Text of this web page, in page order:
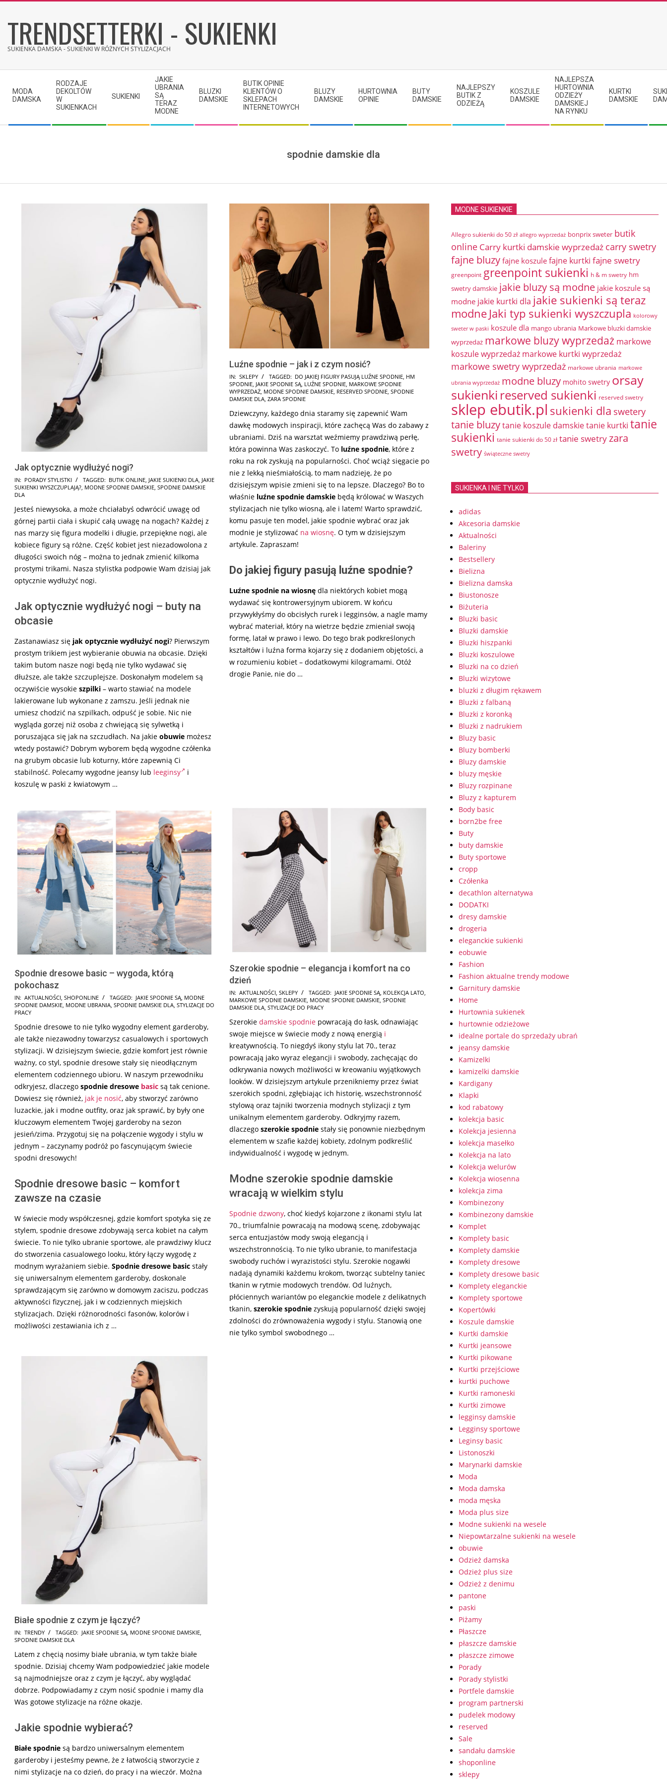
content
TRENDSETTERKI - SUKIENKI
SUKIENKA DAMSKA - SUKIENKI W RÓŻNYCH STYLIZACJACH
Navigation
Menu
MODA
DAMSKA
RODZAJE
DEKOLTÓW
W
SUKIENKACH
SUKIENKI
JAKIE
UBRANIA
SĄ
TERAZ
MODNE
BLUZKI
DAMSKIE
BUTIK OPINIE
KLIENTÓW O
SKLEPACH
INTERNETOWYCH
BLUZY
DAMSKIE
HURTOWNIA
OPINIE
BUTY
DAMSKIE
NAJLEPSZY
BUTIK Z
ODZIEŻĄ
KOSZULE
DAMSKIE
NAJLEPSZA
HURTOWNIA
ODZIEŻY
DAMSKIEJ
NA RYNKU
KURTKI
DAMSKIE
spodnie damskie dla
Jak optycznie wydłużyć nogi?
2025-
06-
IN: PORADY STYLISTKI TAGGED: BUTIK ONLINE JAKIE SUKIENKI DLA JAKIE
SUKIENKI WYSZCZUPLAJĄ? MODNE SPODNIE DAMSKIE SPODNIE DAMSKIE
DLA
Jesteś niewysoka, a może chciałabyś odwrócić uwagę od
górnej partii ciała i skupić całą uwagę na nogach? Każdej z
nas marzy się figura modelki i długie, przepiękne nogi, ale
kobiece figury są różne. Część kobiet jest niezadowolona z
długości swoich nóg – można to jednak zmienić kilkoma
prostymi trikami. Nasza stylistka podpowie Wam dzisiaj jak
optycznie wydłużyć nogi.
Jak optycznie wydłużyć nogi – buty na
obcasie
Zastanawiasz się jak optycznie wydłużyć nogi? Pierwszym
prostym trikiem jest wybieranie obuwia na obcasie. Dzięki
takim butom nasze nogi będą nie tylko wydawać się
dłuższe, ale także szczuplejsze. Doskonałym modelem są
oczywiście wysokie szpilki – warto stawiać na modele
lakierowane lub wykonane z zamszu. Jeśli jednak nie
umiesz chodzić na szpilkach, odpuść je sobie. Nic nie
wygląda gorzej niż osoba z chwiejącą się sylwetką i
poruszająca się jak na szczudłach. Na jakie obuwie możesz
wtedy postawić? Dobrym wyborem będą wygodne czółenka
na grubym obcasie lub koturny, które zapewnią Ci
stabilność. Polecamy wygodne jeansy lub leeginsy
i
koszulę w paski z kwiatowym …
Luźne spodnie – jak i z czym nosić?
2025-
05-
18
IN: SKLEPY TAGGED: DO JAKIEJ FIGURY PASUJĄ LUŹNE SPODNIE, HM
SPODNIE, JAKIE SPODNIE SĄ, LUŹNE SPODNIE, MARKOWE SPODNIE
WYPRZEDAŻ, MODNE SPODNIE DAMSKIE, RESERVED SPODNIE, SPODNIE
DAMSKIE DLA, ZARA SPODNIE
Dziewczyny, każdego dnia staramy się zapewnić Wam
dawkę modowych inspiracji, które zachęcą Was do zabawy z
ubraniami. Dziś na warsztat weźmiemy prawdziwą perłę,
która powinna Was zaskoczyć. To luźne spodnie, które z
roku na rok zyskują na popularności. Choć wciąż sięgacie po
nie z lekką nieśmiałością, to mam nadzieję, że po
dzisiejszym wpisie zmieni się to na lepsze. Dlaczego? Bo to
właśnie luźne spodnie damskie będą królować w Waszych
stylizacjach nie tylko wiosną, ale i latem! Warto sprawdzić,
komu pasuje ten model, jakie spodnie wybrać oraz jak
modnie je stylizować na wiosnę. O tym w dzisiejszym
artykule. Zapraszam!
Do jakiej figury pasują luźne spodnie?
Luźne spodnie na wiosnę dla niektórych kobiet mogą
wydawać się kontrowersyjnym ubiorem. W końcu
przywykłyśmy do obcisłych rurek i legginsów, a nagle mamy
wybrać materiał, który na wietrze będzie zmieniał swoją
formę, latał w prawo i lewo. Do tego brak podkreślonych
kształtów i luźna forma kojarzy się z dodaniem objętości, a
w rozumieniu kobiet – dodatkowymi kilogramami. Otóż
drogie Panie, nie do …
Spodnie dresowe basic – wygoda, którą
pokochasz
2025-
03-
IN: AKTUALNOŚCI SHOPONLINE TAGGED: JAKIE SPODNIE SĄ MODNE
SPODNIE DAMSKIE MODNE UBRANIA SPODNIE DAMSKIE DLA STYLIZACJE DO
PRACY
Spodnie dresowe to nie tylko wygodny element garderoby,
ale także niezawodny towarzysz casualowych i sportowych
stylizacji. W dzisiejszym świecie, gdzie komfort jest równie
ważny, co styl, spodnie dresowe stały się nieodłącznym
elementem codziennego ubioru. W naszym przewodniku
odkryjesz, dlaczego spodnie dresowe basic są tak cenione.
Dowiesz się również, jak je nosić, aby stworzyć zarówno
luzackie, jak i modne outfity, oraz jak sprawić, by były one
kluczowym elementem Twojej garderoby na sezon
jesień/zima. Przygotuj się na połączenie wygody i stylu w
jednym – zaczynamy podróż po fascynującym świecie
spodni dresowych!
Spodnie dresowe basic – komfort
zawsze na czasie
W świecie mody współczesnej, gdzie komfort spotyka się ze
stylem, spodnie dresowe zdobywają serca kobiet na całym
świecie. To nie tylko ubranie sportowe, ale prawdziwy klucz
do stworzenia casualowego looku, który łączy wygodę z
modnym wyrażaniem siebie. Spodnie dresowe basic stały
się uniwersalnym elementem garderoby, doskonale
sprawdzającym się zarówno w domowym zaciszu, podczas
aktywności fizycznej, jak i w codziennych miejskich
stylizacjach. Dzięki różnorodności fasonów, kolorów i
możliwości zestawiania ich z …
Szerokie spodnie – elegancja i komfort na co
dzień
2025-
03-
IN: AKTUALNOŚCI SKLEPY TAGGED: JAKIE SPODNIE SĄ KOLEKCJA LATO
MARKOWE SPODNIE DAMSKIE MODNE SPODNIE DAMSKIE SPODNIE
DAMSKIE DLA STYLIZACJE DO PRACY
Szerokie damskie spodnie powracają do łask, odnawiając
swoje miejsce w świecie mody z nową energią i
kreatywnością. To niegdyś ikony stylu lat 70., teraz
powracają jako wyraz elegancji i swobody, zachęcając do
odkrywania nowych możliwości w kreowaniu wyjątkowych
looków. W dzisiejszym artykule przenikniemy przez świat
szerokich spodni, zgłębiając ich historię, wszechstronność
stylową oraz tajniki tworzenia modnych stylizacji z tym
unikalnym elementem garderoby. Odkryjmy razem,
dlaczego szerokie spodnie stały się ponownie niezbędnym
elementem w szafie każdej kobiety, zdolnym podkreślić
indywidualność i wygodę w jednym.
Modne szerokie spodnie damskie
wracają w wielkim stylu
Spodnie dzwony, choć kiedyś kojarzone z ikonami stylu lat
70., triumfalnie powracają na modową scenę, zdobywając
serca entuzjastów mody swoją elegancją i
wszechstronnością. To nie tylko ubranie, to manifestacja
swobody ruchów i wyrazistości stylu. Szerokie nogawki
nadają dynamiki każdemu krokom, tworząc subtelny taniec
tkanin w rytmie modowych trendów. Od luźnych,
płóciennych wariantów po eleganckie modele z delikatnych
tkanin, szerokie spodnie zyskują popularność dzięki swojej
zdolności do zrównoważenia wygody i stylu. Stanowią one
nie tylko symbol swobodnego …
Białe spodnie z czym je łączyć?
2024-
05-
13
IN: TRENDY TAGGED: JAKIE SPODNIE SĄ MODNE SPODNIE DAMSKIE
SPODNIE DAMSKIE DLA
Latem z chęcią nosimy białe ubrania, w tym także białe
spodnie. Dzisiaj chcemy Wam podpowiedzieć jakie modele
są najmodniejsze oraz z czym je łączyć, aby wyglądać
dobrze. Podpowiadamy z czym nosić spodnie i mamy dla
Was gotowe stylizacje na różne okazje.
Jakie spodnie wybierać?
Białe spodnie są bardzo uniwersalnym elementem
garderoby i jesteśmy pewne, że z łatwością stworzycie z
nimi stylizacje na co dzień, do pracy i na wieczór. Można
MODNE SUKIENKIE
Allegro sukienki do 50 zł allegro wyprzedaż bonprix sweter butik
online Carry kurtki damskie wyprzedaż carry swetry
fajne bluzy fajne koszule fajne kurtki fajne swetry
greenpoint greenpoint sukienki h & m swetry hm
swetry damskie jakie bluzy są modne jakie koszule są
modne jakie kurtki dla jakie sukienki są teraz
modneJaki typ sukienki wyszczupla kolorowy
sweter w paski koszule dla mango ubrania Markowe bluzki damskie
wyprzedaż markowe bluzy wyprzedaż markowe
koszule wyprzedaż markowe kurtki wyprzedaż
markowe swetry wyprzedaż markowe ubrania markowe
ubrania wyprzedaż modne bluzy mohito swetry orsay
sukienki reserved sukienki reserved swetry
sklep ebutik.pl sukienki dla swetery
tanie bluzytanie koszule damskietanie kurtki tanie
sukienki tanie sukienki do 50 zł tanie swetryzara
swetry świąteczne swetry
SUKIENKA I NIE TYLKO
adidas
Akcesoria damskie
Aktualności
Baleriny
Bestsellery
Bielizna
Bielizna damska
Biustonosze
Biżuteria
Bluzki basic
Bluzki damskie
Bluzki hiszpanki
Bluzki koszulowe
Bluzki na co dzień
Bluzki wizytowe
bluzki z długim rękawem
Bluzki z falbaną
Bluzki z koronką
Bluzki z nadrukiem
Bluzy basic
Bluzy bomberki
Bluzy damskie
bluzy męskie
Bluzy rozpinane
Bluzy z kapturem
Body basic
born2be free
Buty
buty damskie
Buty sportowe
cropp
Czółenka
decathlon alternatywa
DODATKI
dresy damskie
drogeria
eleganckie sukienki
eobuwie
Fashion
Fashion aktualne trendy modowe
Garnitury damskie
Home
Hurtownia sukienek
hurtownie odzieżowe
idealne portale do sprzedaży ubrań
jeansy damskie
Kamizelki
kamizelki damskie
Kardigany
Klapki
kod rabatowy
kolekcja basic
Kolekcja jesienna
kolekcja masełko
Kolekcja na lato
Kolekcja welurów
Kolekcja wiosenna
kolekcja zima
Kombinezony
Kombinezony damskie
Komplet
Komplety basic
Komplety damskie
Komplety dresowe
Komplety dresowe basic
Komplety eleganckie
Komplety sportowe
Kopertówki
Koszule damskie
Kurtki damskie
Kurtki jeansowe
Kurtki pikowane
Kurtki przejściowe
kurtki puchowe
Kurtki ramoneski
Kurtki zimowe
legginsy damskie
Legginsy sportowe
Leginsy basic
Listonoszki
Marynarki damskie
Moda
Moda damska
moda męska
Moda plus size
Modne sukienki na wesele
Niepowtarzalne sukienki na wesele
obuwie
Odzież damska
Odzież plus size
Odzież z denimu
pantone
paski
Piżamy
Płaszcze
płaszcze damskie
płaszcze zimowe
Porady
Porady stylistki
Portfele damskie
program partnerski
pudelek modowy
reserved
Sale
sandału damskie
shoponline
sklepy